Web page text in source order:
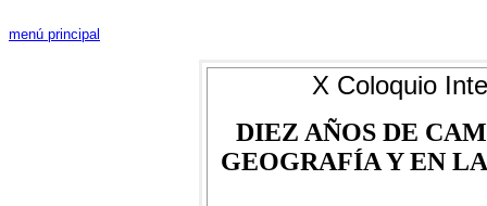
menú principal
X Coloquio
DIEZ AÑOS DE
GEOGRAFÍA Y EN